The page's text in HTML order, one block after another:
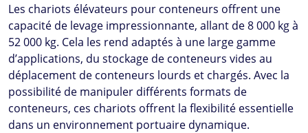
Les chariots élévateurs pour conteneurs offrent une
capacité de levage impressionnante, allant de 8 000 kg à
52 000 kg. Cela les rend adaptés à une large gamme
d’applications, du stockage de conteneurs vides au
déplacement de conteneurs lourds et chargés. Avec la
possibilité de manipuler différents formats de
conteneurs, ces chariots offrent la flexibilité essentielle
dans un environnement portuaire dynamique.